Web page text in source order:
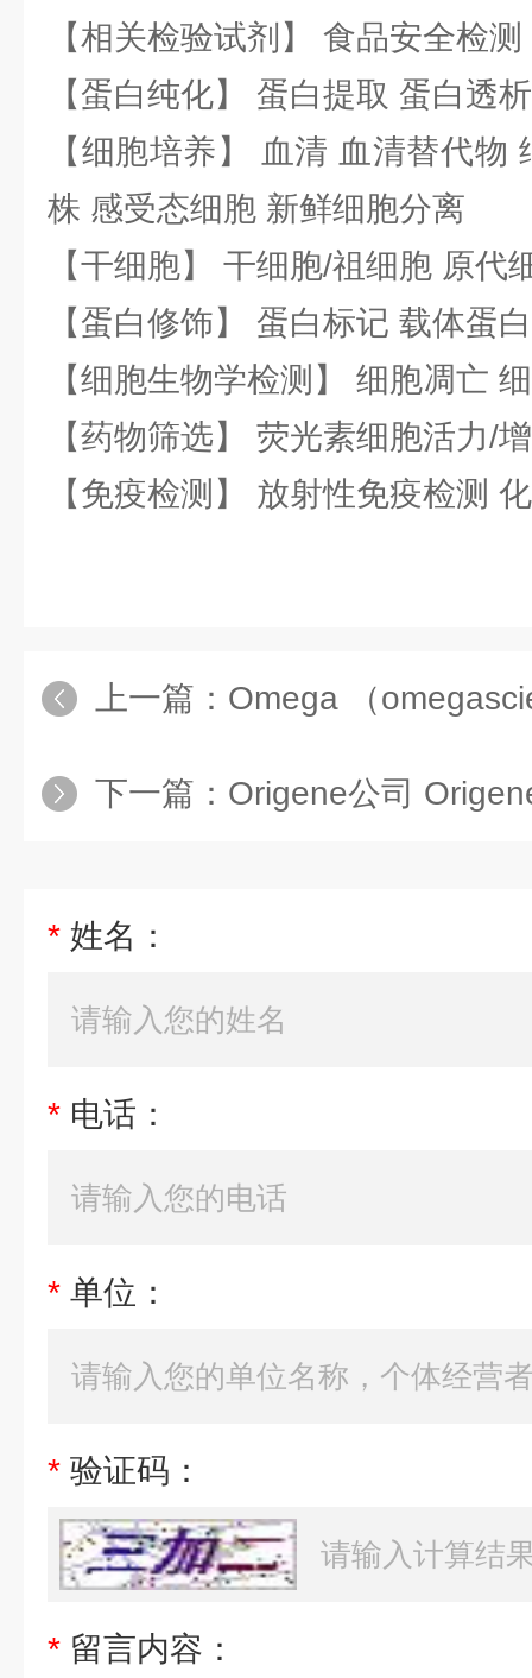
【相关检验试剂】 食品安全检
【蛋白纯化】 蛋白提取 蛋白透
【细胞培养】 血清 血清替代物
株 感受态细胞 新鲜细胞分离
【干细胞】 干细胞/祖细胞 原代
【蛋白修饰】 蛋白标记 载体蛋
【细胞生物学检测】 细胞凋亡
【药物筛选】 荧光素细胞活力/
【免疫检测】 放射性免疫检测
上一篇： Omega （omegascientific）公
下一篇： Origene公司
* 姓名：
* 电话：
* 单位：
* 验证码：
* 留言内容：